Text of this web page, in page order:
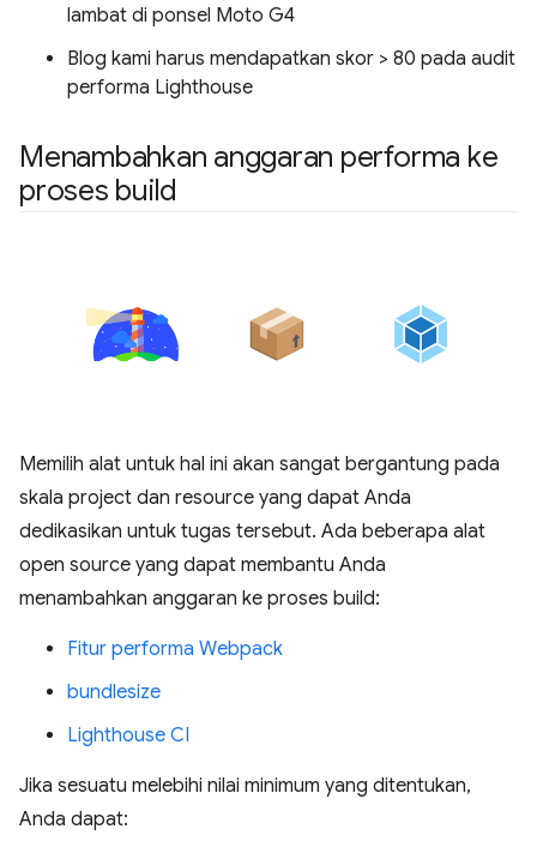
lambat di ponsel Moto G4
Blog kami harus mendapatkan skor > 80 pada audit
performa Lighthouse
Menambahkan anggaran performa ke
proses build
Memilih alat untuk hal ini akan sangat bergantung pada
skala project dan resource yang dapat Anda
dedikasikan untuk tugas tersebut. Ada beberapa alat
open source yang dapat membantu Anda
menambahkan anggaran ke proses build:
Fitur performa Webpack
bundlesize
Lighthouse CI
Jika sesuatu melebihi nilai minimum yang ditentukan,
Anda dapat: